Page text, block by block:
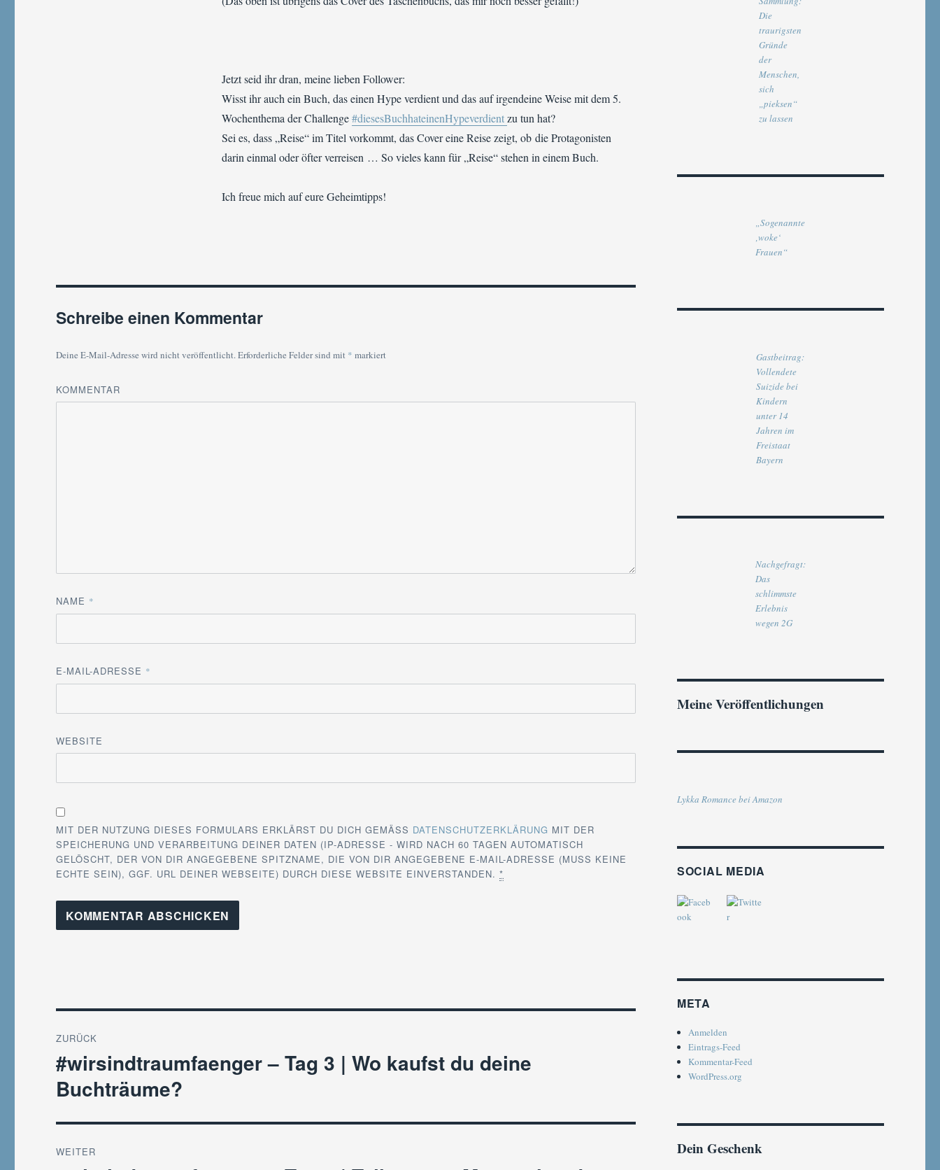
Jetzt seid ihr dran, meine lieben Follower:
Wisst ihr auch ein Buch, das einen Hype verdient und das auf irgendeine Weise mit dem 5.
Wochenthema der Challenge#diesesBuchhateinenHypeverdientzu tun hat?
Sei es, dass „Reise“ im Titel vorkommt, das Cover eine Reise zeigt, ob die Protagonisten
darin einmal oder öfter verreisen … So vieles kann für „Reise“ stehen in einem Buch.
Ich freue mich auf eure Geheimtipps!
Schreibe einen Kommentar
Deine E-Mail-Adresse wird nicht veröffentlicht.Erforderliche Felder sind mit * markiert
KOMMENTAR
NAME *
E-MAIL-ADRESSE *
WEBSITE
MIT DER NUTZUNG DIESES FORMULARS ERKLÄRST DU DICH GEMÄSS DATENSCHUTZERKLÄRUNG MIT DER
SPEICHERUNG UND VERARBEITUNG DEINER DATEN (IP-ADRESSE - WIRD NACH 60 TAGEN AUTOMATISCH
GELÖSCHT, DER VON DIR ANGEGEBENE SPITZNAME, DIE VON DIR ANGEGEBENE E-MAIL-ADRESSE (MUSS KEINE
ECHTE SEIN), GGF. URL DEINER WEBSEITE) DURCH DIESE WEBSITE EINVERSTANDEN.*
ZURÜCK
Vorheriger
Beitrag:
#wirsindtraumfaenger – Tag 3 | Wo kaufst du deine
Buchträume?
WEITER
Die
traurigsten
Gründe
der
Menschen,
sich
„pieksen“
zu lassen
„Sogenannte
‚woke‘
Frauen“
Gastbeitrag:
Vollendete
Suizide bei
Kindern
unter 14
Jahren im
Freistaat
Bayern
Nachgefragt:
Das
schlimmste
Erlebnis
wegen 2G
Meine Veröffentlichungen
Lykka Romance bei Amazon
SOCIAL MEDIA
META
Anmelden
Eintrags-Feed
Kommentar-Feed
WordPress.org
Dein Geschenk